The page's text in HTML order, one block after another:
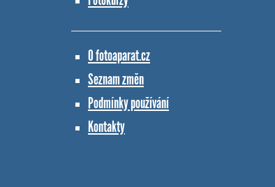
O fotoaparat.cz
Seznam změn
Podmínky používání
Kontakty